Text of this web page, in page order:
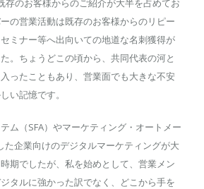
存のお客様からのご紹介が大半を占めてお
の営業活動は既存のお客様からのリピー
ミナー等へ出向いての地道な名刺獲得が
。ちょうどこの頃から、共同代表の河と
ったこともあり、営業面でも大きな不安
い記憶です。
ム（SFA）やマーケティング・オートメー
た企業向けのデジタルマーケティングが大
期でしたが、私を始めとして、営業メン
タルに強かった訳でなく、どこから手を